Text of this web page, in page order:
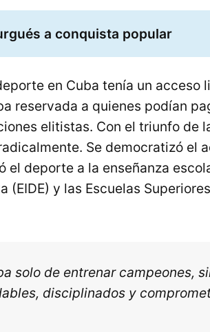
a conquista popular
en Cuba tenía un acceso
reservada a quienes podían
elitistas. Con el triunfo de
Se democratizó el
el deporte a la enseñanza
(EIDE) y las Escuelas
solo de entrenar campeones,
disciplinados y